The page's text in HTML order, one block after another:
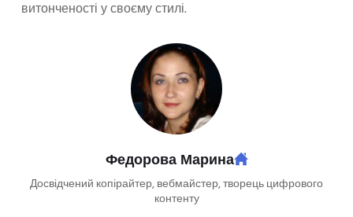
витонченості у своєму стилі.
Федорова Марина
Досвідчений копірайтер, вебмайстер, творець цифрового
контенту